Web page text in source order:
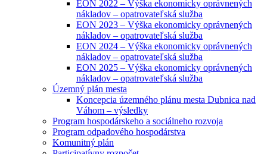
EON 2022 – Výška ekonomicky oprávnených
nákladov – opatrovateľská služba
EON 2023 – Výška ekonomicky oprávnených
nákladov – opatrovateľská služba
EON 2024 – Výška ekonomicky oprávnených
nákladov – opatrovateľská služba
EON 2025 – Výška ekonomicky oprávnených
nákladov – opatrovateľská služba
Územný plán mesta
Koncepcia územného plánu mesta Dubnica nad
Váhom – výsledky
Program hospodárskeho a sociálneho rozvoja
Program odpadového hospodárstva
Komunitný plán